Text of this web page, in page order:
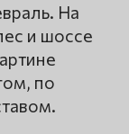
На
и шоссе
по